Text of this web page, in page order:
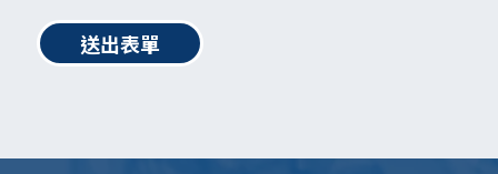
送出表單